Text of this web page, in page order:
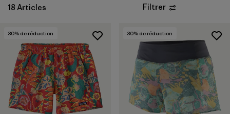
XL (8)
Filtrer par
Prix
Filtrer par
Coupe
18 Articles Filtrer
30% de réduction 30% de réduction